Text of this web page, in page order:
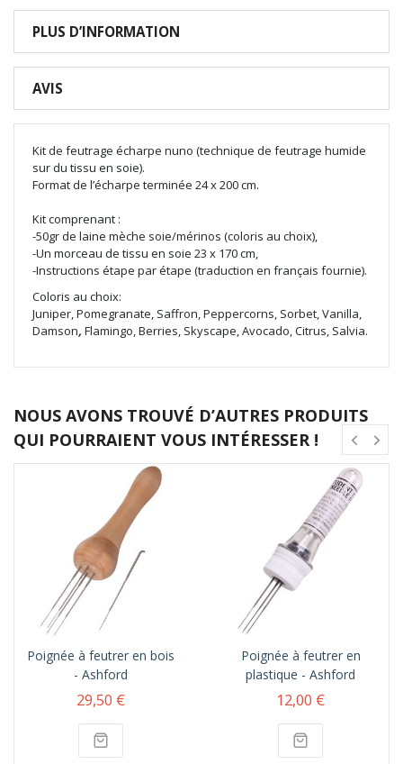
PLUS D’INFORMATION
AVIS
Kit de feutrage écharpe nuno (technique de feutrage humide
sur du tissu en soie).
Format de l’écharpe terminée 24 x 200 cm.
Kit comprenant :
-50gr de laine mèche soie/mérinos (coloris au choix),
-Un morceau de tissu en soie 23 x 170 cm,
-Instructions étape par étape (traduction en français fournie).
Coloris au choix:
Juniper, Pomegranate, Saffron, Peppercorns, Sorbet, Vanilla,
Damson, Flamingo, Berries, Skyscape, Avocado, Citrus, Salvia.
NOUS AVONS TROUVÉ D’AUTRES PRODUITS
QUI POURRAIENT VOUS INTÉRESSER !
Poignée à feutrer en bois
- Ashford
29,50 €
Poignée à feutrer en
plastique - Ashford
12,00 €